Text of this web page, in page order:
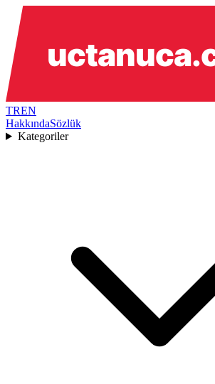
TREN
HakkındaSözlük
Kategoriler